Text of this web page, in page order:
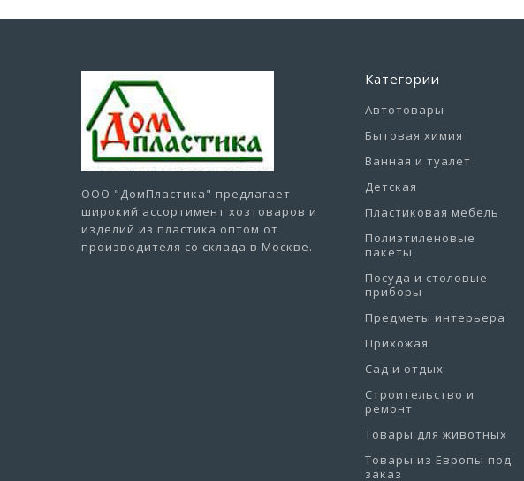
ООО "ДомПластика" предлагает
широкий ассортимент хозтоваров и
изделий из пластика оптом от
производителя со склада в Москве.
Категории
Автотовары
Бытовая химия
Ванная и туалет
Детская
Пластиковая мебель
Полиэтиленовые
пакеты
Посуда и столовые
приборы
Предметы интерьера
Прихожая
Сад и отдых
Строительство и
ремонт
Товары для животных
Товары из Европы под
заказ